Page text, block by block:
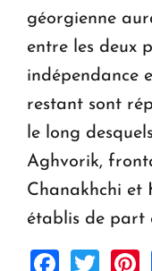
géorgienne
entre les deux
indépendance
restant sont
le long
Aghvorik,
Chanakhchi et
établis de part